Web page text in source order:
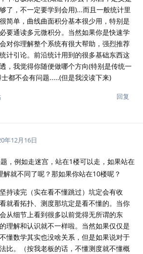
了，不一定要学到会用)...而且一般统计里
简单，曲线曲面积分基本很少用，特别是
要通读多元微积分。当然如果你是快速学
对你理解整个系统有很大帮助，强烈推荐
计引论。前沿统计用到的很多基础东西这
，我觉得你随便做哪个方向(特别是传统一
都不会有问题.....(但是我没读下来)
回复
年12月16日
，例如走迷宫，站在1楼可以走，如果站在
就不同了呢？那如果你站在10楼呢？
持读完（实在看不懂跳过）坑定会有收
就看拓扑、测度那坑定是看不懂的。当你
从细节上看到很多以前觉得无所谓的东
理解和认识就不一样啦。当然如果仅仅是
懂数学其实也没啥关系，但是如果说对于
比。（按我老板的话，不懂测度就不懂概